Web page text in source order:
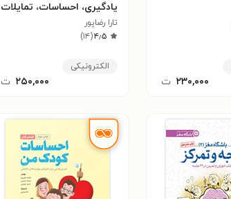
۲۳۰,۰۰۰ ت
یادگیری، احساسات، تمایلات
و تصمیمات
تارا رضاپور
۴٫۵(۱۴)
الکترونیکی
۲۵۰,۰۰۰ ت